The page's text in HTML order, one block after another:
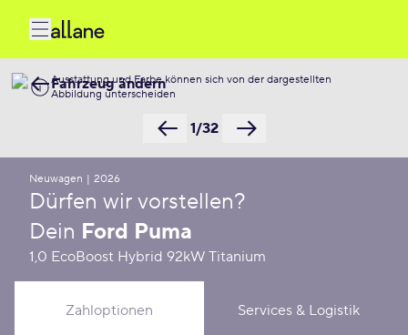
Ausstattung und Farbe können sich von der dargestellten
Abbildung unterscheiden
1/32
Fahrzeug ändern
Neuwagen | 2026
Dürfen wir vorstellen?
Dein Ford Puma
1,0 EcoBoost Hybrid 92kW Titanium
Zahloptionen Services & Logistik